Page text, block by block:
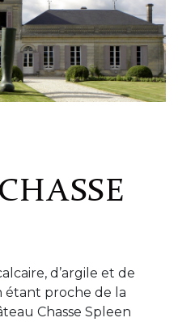
d’argile et de
étant proche de la
Chasse Spleen